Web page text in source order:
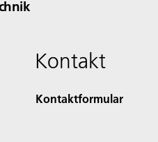
Kontakt
Kontaktformular